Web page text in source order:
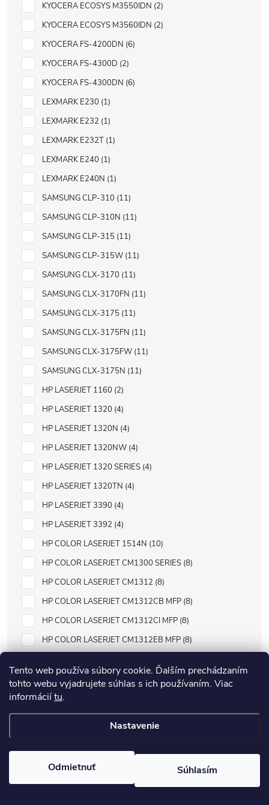
Tento web používa súbory cookie. Ďalším prechádzaním
tohto webu vyjadrujete súhlas s ich používaním. Viac
informáciítu.
Nastavenie
Odmietnuť Súhlasím
KYOCERA ECOSYS M3550IDN 2
KYOCERA ECOSYS M3560IDN 2
KYOCERA FS-4200DN 6
KYOCERA FS-4300D 2
KYOCERA FS-4300DN 6
LEXMARK E230 1
LEXMARK E232 1
LEXMARK E232T 1
LEXMARK E240 1
LEXMARK E240N 1
SAMSUNG CLP-310 11
SAMSUNG CLP-310N 11
SAMSUNG CLP-315 11
SAMSUNG CLP-315W 11
SAMSUNG CLX-3170 11
SAMSUNG CLX-3170FN 11
SAMSUNG CLX-3175 11
SAMSUNG CLX-3175FN 11
SAMSUNG CLX-3175FW 11
SAMSUNG CLX-3175N 11
HP LASERJET 1160 2
HP LASERJET 1320 4
HP LASERJET 1320N 4
HP LASERJET 1320NW 4
HP LASERJET 1320 SERIES 4
HP LASERJET 1320TN 4
HP LASERJET 3390 4
HP LASERJET 3392 4
HP COLOR LASERJET 1514N 10
HP COLOR LASERJET CM1300 SERIES 8
HP COLOR LASERJET CM1312 8
HP COLOR LASERJET CM1312CB MFP 8
HP COLOR LASERJET CM1312CI MFP 8
HP COLOR LASERJET CM1312EB MFP 8
HP COLOR LASERJET CM1312 MFP
8
HP COLOR LASERJET CM1312NFI MFP
HP COLOR LASERJET CM1312 SERIES 8
HP COLOR LASERJET CM1312WI MFP 8
HP COLOR LASERJET CM1500 SERIES 8